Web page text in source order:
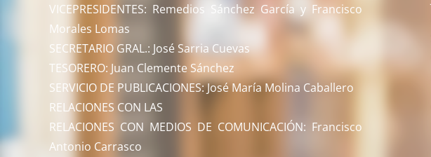
VICEPRESIDENTES: Remedios Sánchez García y Francisco
Morales Lomas
SECRETARIO GRAL.: José Sarria Cuevas
TESORERO: Juan Clemente Sánchez
SERVICIO DE PUBLICACIONES: José María Molina Caballero
RELACIONES CON LAS
RELACIONES CON MEDIOS DE COMUNICACIÓN: Francisco
Antonio Carrasco